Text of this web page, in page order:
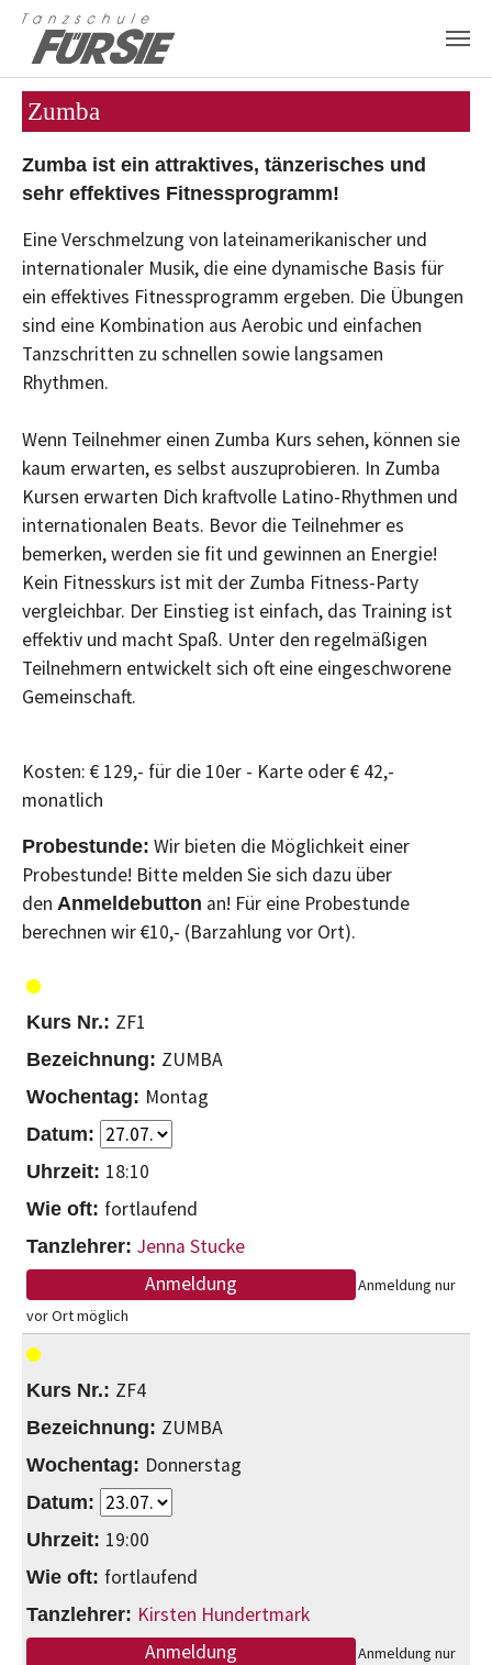
Zum Hauptinhalt springen
Zumba
Zumba ist ein attraktives, tänzerisches und
sehr effektives Fitnessprogramm!
Eine Verschmelzung von lateinamerikanischer und
internationaler Musik, die eine dynamische Basis für
ein effektives Fitnessprogramm ergeben. Die Übungen
sind eine Kombination aus Aerobic und einfachen
Tanzschritten zu schnellen sowie langsamen
Rhythmen.
Wenn Teilnehmer einen Zumba Kurs sehen, können sie
kaum erwarten, es selbst auszuprobieren. In Zumba
Kursen erwarten Dich kraftvolle Latino-Rhythmen und
internationalen Beats. Bevor die Teilnehmer es
bemerken, werden sie fit und gewinnen an Energie!
Kein Fitnesskurs ist mit der Zumba Fitness-Party
vergleichbar. Der Einstieg ist einfach, das Training ist
effektiv und macht Spaß. Unter den regelmäßigen
Teilnehmern entwickelt sich oft eine eingeschworene
Gemeinschaft.
Kosten: € 129,- für die 10er - Karte oder € 42,-
monatlich
Probestunde: Wir bieten die Möglichkeit einer
Probestunde! Bitte melden Sie sich dazu über
den Anmeldebutton an! Für eine Probestunde
berechnen wir €10,- (Barzahlung vor Ort).
ZF1
ZUMBA
Montag
18:10
fortlaufend
Jenna Stucke
Anmeldung
Anmeldung nur
vor Ort möglich
ZF4
ZUMBA
Donnerstag
19:00
fortlaufend
Kirsten Hundertmark
Anmeldung
Anmeldung nur